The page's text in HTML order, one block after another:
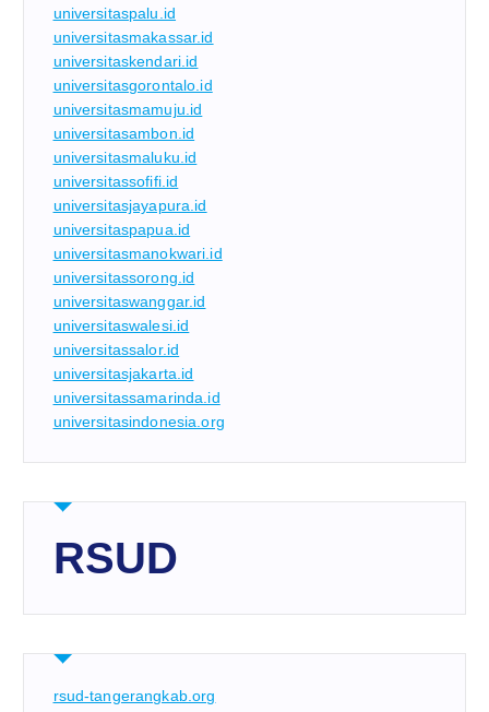
universitaspalu.id
universitasmakassar.id
universitaskendari.id
universitasgorontalo.id
universitasmamuju.id
universitasambon.id
universitasmaluku.id
universitassofifi.id
universitasjayapura.id
universitaspapua.id
universitasmanokwari.id
universitassorong.id
universitaswanggar.id
universitaswalesi.id
universitassalor.id
universitasjakarta.id
universitassamarinda.id
universitasindonesia.org
RSUD
rsud-tangerangkab.org